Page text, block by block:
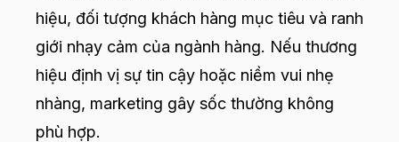
hiệu, đối tượng khách hàng mục tiêu và ranh
giới nhạy cảm của ngành hàng. Nếu thương
hiệu định vị sự tin cậy hoặc niềm vui nhẹ
nhàng, marketing gây sốc thường không
phù hợp.